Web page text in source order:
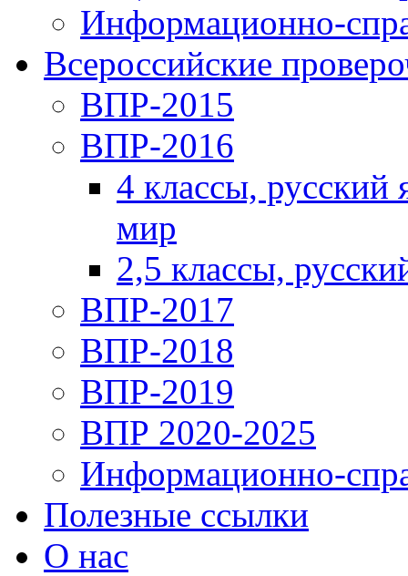
Информационно-
Всероссийские
ВПР-2015
ВПР-2016
4 классы,
мир
2,5 классы,
ВПР-2017
ВПР-2018
ВПР-2019
ВПР 2020-2025
Информационно-
Полезные ссылки
О нас